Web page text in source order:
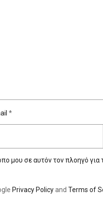
*
μου σε αυτόν τον πλοηγό
Privacy Policyand Terms of